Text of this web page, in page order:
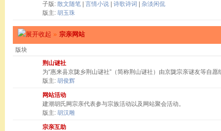
子版: 散文随笔 言情小说 诗歌诗词
杂淡闲侃
版主: 胡玉珠
» 宗亲网站
版块
荆山谜社
为“惠来县京陇乡荆山谜社”（简称荆山谜社）由京陇宗亲谜友等自
版主: 胡俊辉
网站活动
建潮胡氏网宗亲代表参与宗族活动以及网站聚会活动。
版主: 胡汉雕
宗亲互助